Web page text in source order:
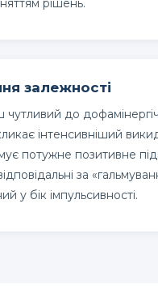
рішень.
залежності
чутливий до
інтенсивніший
потужне позитивне
за
у бік імпульсивності.